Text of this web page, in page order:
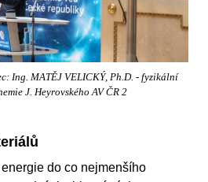
Ing. MATĚJ VELICKÝ, Ph.D. - fyzikální
J. Heyrovského AV ČR 2
do co nejmenšího